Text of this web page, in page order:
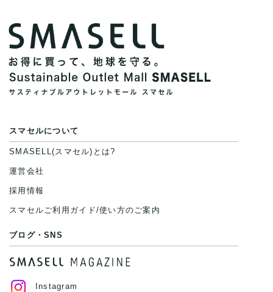
スマセルについて
SMASELL(スマセル)とは?
運営会社
採用情報
スマセルご利用ガイド/使い方のご案内
ブログ・SNS
Instagram